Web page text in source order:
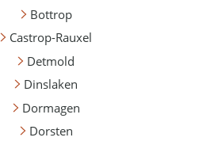
Bottrop
Castrop-Rauxel
Detmold
Dinslaken
Dormagen
Dorsten